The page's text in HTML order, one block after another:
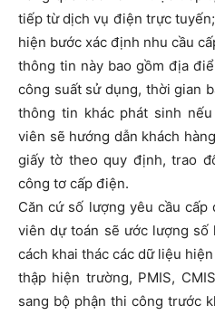
tiếp từ dịch vụ điện trực
hiện bước xác định nhu cầu
thông tin này bao gồm địa
công suất sử dụng, thời gian
thông tin khác phát sinh
viên sẽ hướng dẫn khách
giấy tờ theo quy định, trao
công tơ cấp điện.
Căn cứ số lượng yêu cầu cấp
viên dự toán sẽ ước lượng
cách khai thác các dữ liệu
thập hiện trường, PMIS,
sang bộ phận thi công trước